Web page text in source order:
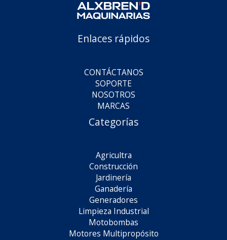
Enlaces rápidos
CONTÁCTANOS
SOPORTE
NOSOTROS
MARCAS
Categorías
Agricultra
Construcción
Jardinería
Ganadería
Generadores
Limpieza Industrial
Motobombas
Motores Multipropósito